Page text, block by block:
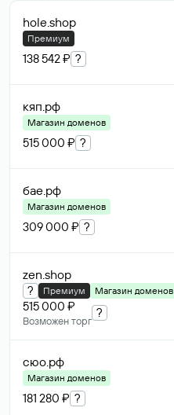
hole.shop
Премиум
138 542 ₽ ?
кяп.рф
Магазин доменов
515 000 ₽ ?
бае.рф
Магазин доменов
309 000 ₽ ?
zen.shop
? Премиум Магазин доменов
515 000 ₽
Возможен торг
?
сюо.рф
Магазин доменов
181 280 ₽ ?